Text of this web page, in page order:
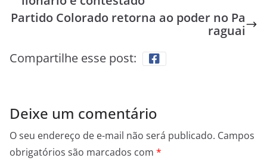
Partido Colorado retorna ao poder no Pa
raguai
Compartilhe esse post:
Deixe um comentário
O seu endereço de e-mail não será publicado. Campos
obrigatórios são marcados com *